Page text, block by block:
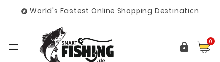
 World's Fastest Online Shopping Destination
  0